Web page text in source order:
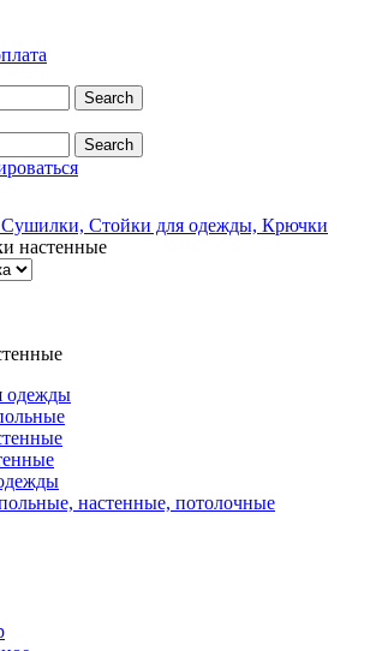
Search
Search
Стойки для одежды, Крючки
настенные
одежды
настенные, потолочные